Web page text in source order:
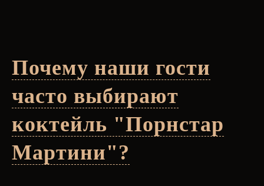
Почему наши гости
часто выбирают
коктейль "Порнстар
Мартини"?